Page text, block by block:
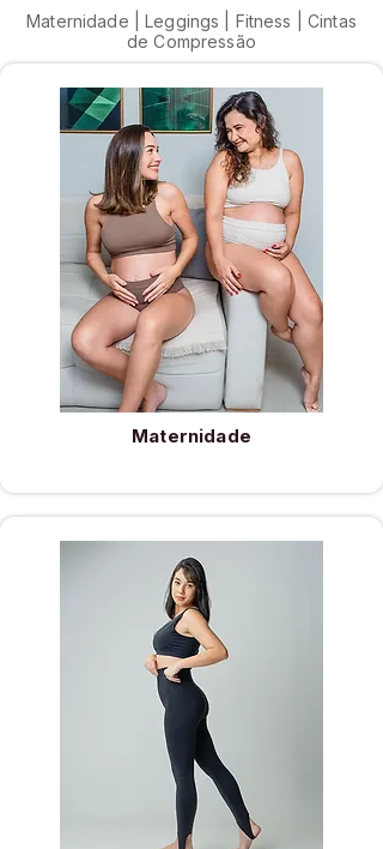
Maternidade | Leggings | Fitness | Cintas
de Compressão
Maternidade